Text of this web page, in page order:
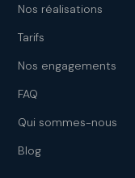
Nos réalisations
Tarifs
Nos engagements
FAQ
Qui sommes-nous
Blog